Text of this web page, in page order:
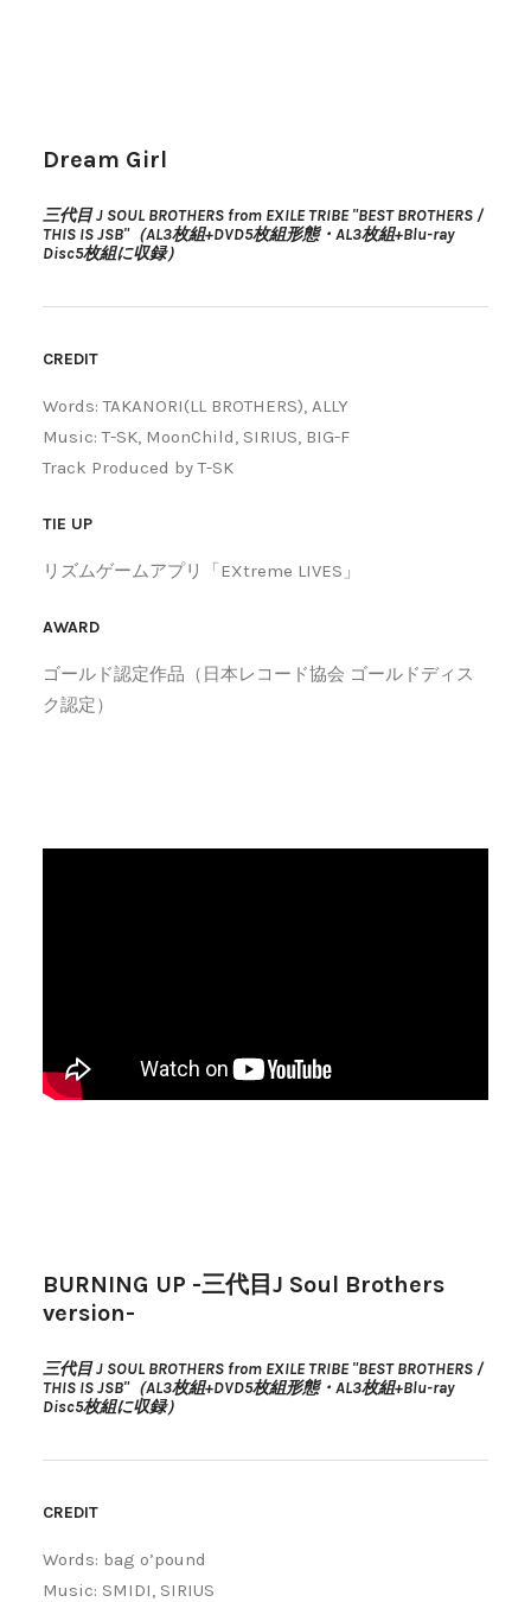
Dream Girl
三代目 J SOUL BROTHERS from EXILE TRIBE "BEST BROTHERS /
THIS IS JSB"（AL3枚組+DVD5枚組形態・AL3枚組+Blu-ray
Disc5枚組に収録）
CREDIT
Words: TAKANORI(LL BROTHERS), ALLY
Music: T-SK, MoonChild, SIRIUS, BIG-F
Track Produced by T-SK
TIE UP
リズムゲームアプリ「EXtreme LIVES」
AWARD
ゴールド認定作品（日本レコード協会 ゴールドディス
ク認定）
BURNING UP -三代目J Soul Brothers
version-
三代目 J SOUL BROTHERS from EXILE TRIBE "BEST BROTHERS /
THIS IS JSB"（AL3枚組+DVD5枚組形態・AL3枚組+Blu-ray
Disc5枚組に収録）
CREDIT
Words: bag o’pound
Music: SMIDI, SIRIUS